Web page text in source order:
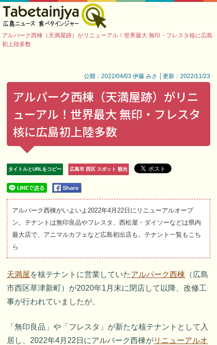
アルパーク西棟（天満屋跡）がリニューアル！世界最大 無印・フレスタ核に広島
初上陸多数
公開：2022/04/03 伊藤 みさ │更新：2022/11/23
アルパーク西棟（天満屋跡）がリニ
ューアル！世界最大 無印・フレスタ
核に広島初上陸多数
タイトルとURLをコピー 広島市 西区 スポット 観光
アルパーク西棟がいよいよ2022年4月22日にリニューアルオープ
ン。テナントは無印良品やフレスタ、西松屋・ダイソーなどは県内
最大店で、アニマルカフェなど広島初出店も。テナント一覧もこち
ら
天満屋を核テナントに営業していたアルパーク西棟 （広島
市西区草津新町）が2020年1月末に閉店して以降、改修工
事が行われていましたが、
「無印良品」や「フレスタ」が新たな核テナントとして入
居し、2022年4月22日にアルパーク西棟がリニューアルオ